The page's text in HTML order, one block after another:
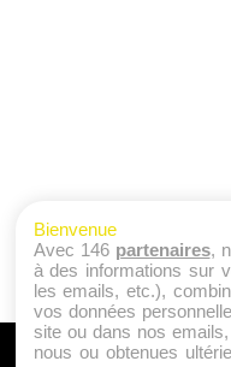
Bienvenue
Avec 146 partenaires,
à des informations sur
les emails, etc.),
vos données
site ou dans nos
nous ou obtenues